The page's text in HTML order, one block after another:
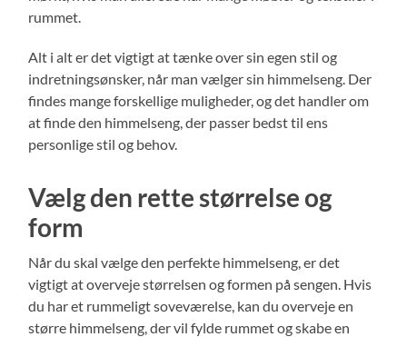
rummet.
Alt i alt er det vigtigt at tænke over sin egen stil og
indretningsønsker, når man vælger sin himmelseng. Der
findes mange forskellige muligheder, og det handler om
at finde den himmelseng, der passer bedst til ens
personlige stil og behov.
Vælg den rette størrelse og
form
Når du skal vælge den perfekte himmelseng, er det
vigtigt at overveje størrelsen og formen på sengen. Hvis
du har et rummeligt soveværelse, kan du overveje en
større himmelseng, der vil fylde rummet og skabe en